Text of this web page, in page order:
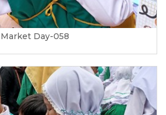
Market Day-058